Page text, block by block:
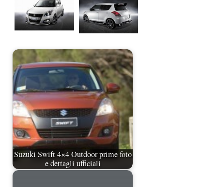
Suzuki Swift 4×4 Outdoor prime foto
e dettagli ufficiali